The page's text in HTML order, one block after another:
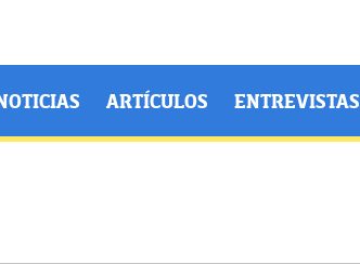
ARTÍCULOS ENTREVISTAS